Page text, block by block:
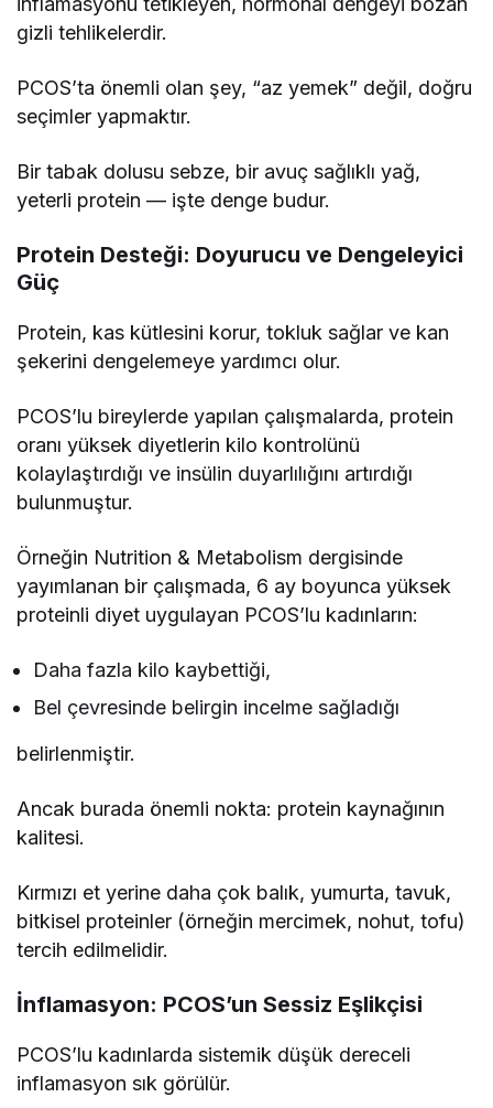
gizli tehlikelerdir.
PCOS’ta önemli olan şey, “az yemek” değil, doğru
seçimler yapmaktır.
Bir tabak dolusu sebze, bir avuç sağlıklı yağ,
yeterli protein — işte denge budur.
Protein Desteği: Doyurucu ve Dengeleyici
Güç
Protein, kas kütlesini korur, tokluk sağlar ve kan
şekerini dengelemeye yardımcı olur.
PCOS’lu bireylerde yapılan çalışmalarda, protein
oranı yüksek diyetlerin kilo kontrolünü
kolaylaştırdığı ve insülin duyarlılığını artırdığı
bulunmuştur.
Örneğin Nutrition & Metabolism dergisinde
yayımlanan bir çalışmada, 6 ay boyunca yüksek
proteinli diyet uygulayan PCOS’lu kadınların:
Daha fazla kilo kaybettiği,
Bel çevresinde belirgin incelme sağladığı
belirlenmiştir.
Ancak burada önemli nokta: protein kaynağının
kalitesi.
Kırmızı et yerine daha çok balık, yumurta, tavuk,
bitkisel proteinler (örneğin mercimek, nohut, tofu)
tercih edilmelidir.
İnflamasyon: PCOS’un Sessiz Eşlikçisi
PCOS’lu kadınlarda sistemik düşük dereceli
inflamasyon sık görülür.